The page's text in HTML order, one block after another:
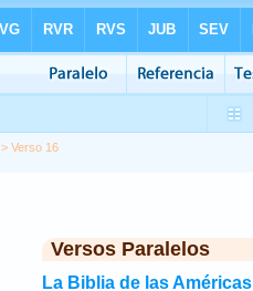
> Verso 16
Versos Paralelos
La Biblia de las Américas